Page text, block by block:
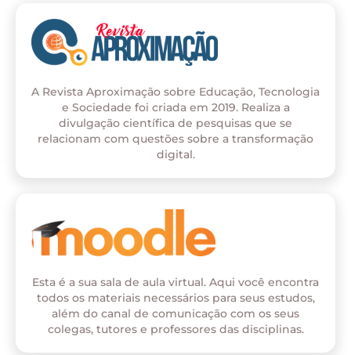
A Revista Aproximação sobre Educação, Tecnologia
e Sociedade foi criada em 2019. Realiza a
divulgação científica de pesquisas que se
relacionam com questões sobre a transformação
digital.
Esta é a sua sala de aula virtual. Aqui você encontra
todos os materiais necessários para seus estudos,
além do canal de comunicação com os seus
colegas, tutores e professores das disciplinas.